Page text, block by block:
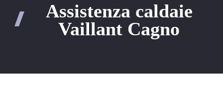
Assistenza caldaie
Vaillant Cagno